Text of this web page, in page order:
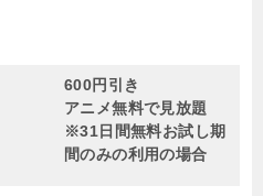
600円引き
アニメ無料で見放題
※31日間無料お試し期
間のみの利用の場合